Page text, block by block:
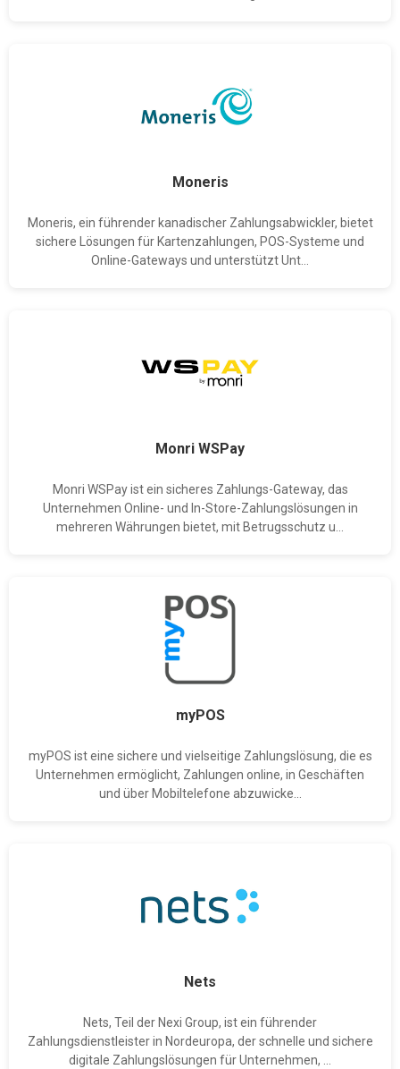
Moneris
Moneris, ein führender kanadischer Zahlungsabwickler, bietet
sichere Lösungen für Kartenzahlungen, POS-Systeme und
Online-Gateways und unterstützt Unt...
Monri WSPay
Monri WSPay ist ein sicheres Zahlungs-Gateway, das
Unternehmen Online- und In-Store-Zahlungslösungen in
mehreren Währungen bietet, mit Betrugsschutz u...
myPOS
myPOS ist eine sichere und vielseitige Zahlungslösung, die es
Unternehmen ermöglicht, Zahlungen online, in Geschäften
und über Mobiltelefone abzuwicke...
Nets
Nets, Teil der Nexi Group, ist ein führender
Zahlungsdienstleister in Nordeuropa, der schnelle und sichere
digitale Zahlungslösungen für Unternehmen, ...